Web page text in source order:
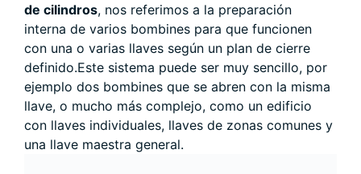
de cilindros, nos referimos a la preparación
interna de varios bombines para que funcionen
con una o varias llaves según un plan de cierre
definido.Este sistema puede ser muy sencillo, por
ejemplo dos bombines que se abren con la misma
llave, o mucho más complejo, como un edificio
con llaves individuales, llaves de zonas comunes y
una llave maestra general.